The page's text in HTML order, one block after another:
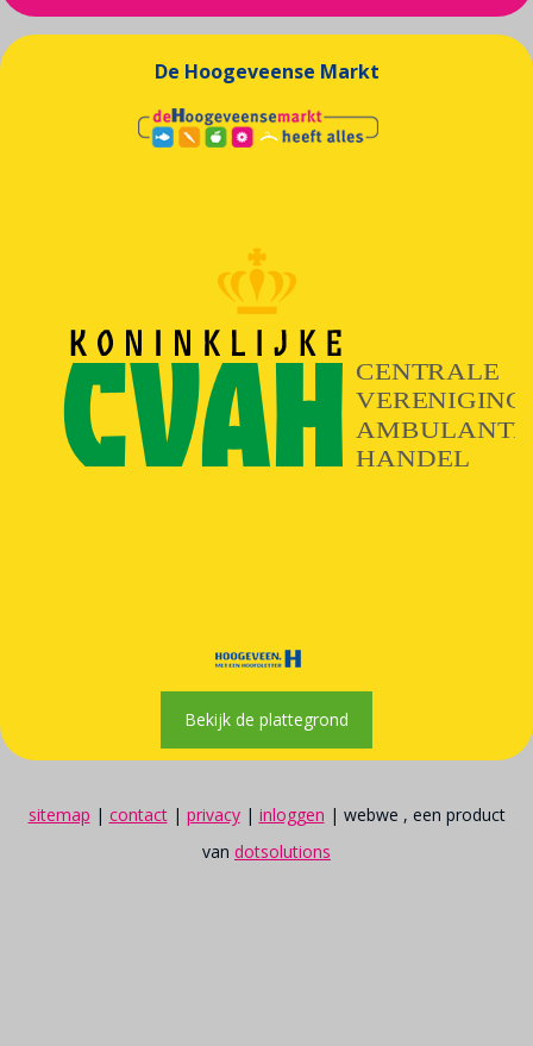
De Hoogeveense Markt
Bekijk de plattegrond
sitemap | contact| privacy| inloggen | webwe , een product
van dotsolutions